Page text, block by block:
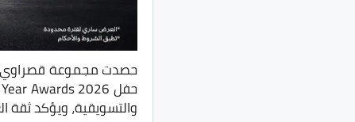
حصدت مجموعة قصراوي
والتسويقية، ويؤكد ثقة